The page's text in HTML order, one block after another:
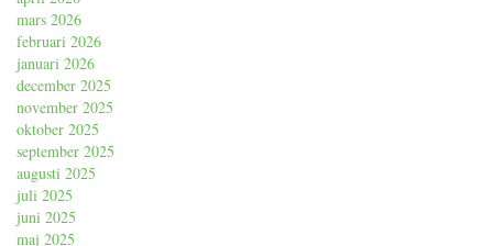
mars 2026
februari 2026
januari 2026
december 2025
november 2025
oktober 2025
september 2025
augusti 2025
juli 2025
juni 2025
maj 2025